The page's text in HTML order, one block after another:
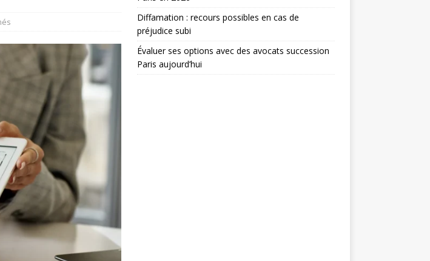
Diffamation : recours possibles en cas de
préjudice subi
Évaluer ses options avec des avocats succession
Paris aujourd’hui